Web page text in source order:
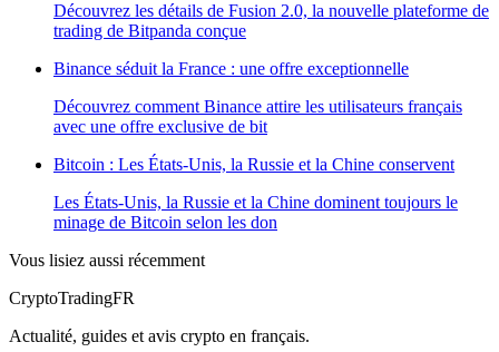
Découvrez les détails de Fusion 2.0, la nouvelle plateforme de
trading de Bitpanda conçue
Binance séduit la France : une offre exceptionnelle
Découvrez comment Binance attire les utilisateurs français
avec une offre exclusive de bit
Bitcoin : Les États-Unis, la Russie et la Chine conservent
Les États-Unis, la Russie et la Chine dominent toujours le
minage de Bitcoin selon les don
Vous lisiez aussi récemment
CryptoTradingFR
Actualité, guides et avis crypto en français.